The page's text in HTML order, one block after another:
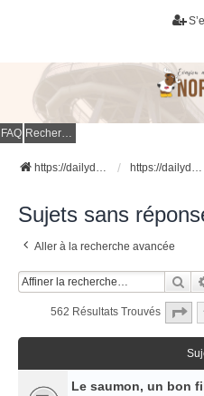
FAQ Rechercher
https://dailydigesthub.com https://dailydigesthub.com
Sujets sans
Aller à la recherche avancée
562 Résultats Trouvés
Le saumon, un bon